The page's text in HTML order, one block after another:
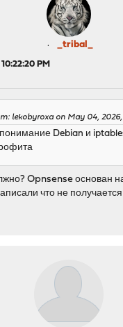
_tribal_
PM
lekobyroxa on May 04, 2026,
Debian и
Opnsense основан
что не получается